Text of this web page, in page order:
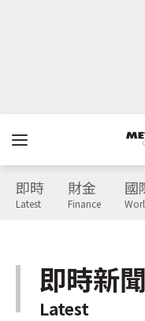
即時
Latest
財金
Finance
國
即時新聞
Latest